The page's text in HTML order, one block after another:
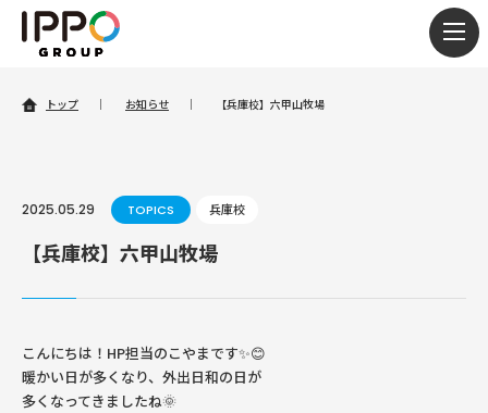
トップ ｜ お知らせ ｜ 【兵庫校】六甲山牧場
2025.05.29 TOPICS 兵庫校
【兵庫校】六甲山牧場
こんにちは！HP担当のこやまです✨😊
暖かい日が多くなり、外出日和の日が
多くなってきましたね🌞